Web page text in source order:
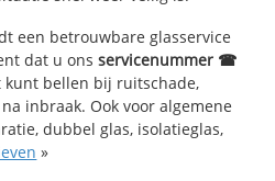
een betrouwbare glasservice
dat u onsservicenummer ☎
kunt bellen bij ruitschade,
inbraak. Ook voor algemene
dubbel glas, isolatieglas,
»